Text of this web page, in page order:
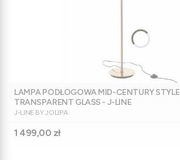
LAMPA PODŁOGOWA MID-CENTURY STYLE
TRANSPARENT GLASS - J-LINE
PRODUCENT
J-LINE BY JOLIPA
Cena
1 499,00 zł